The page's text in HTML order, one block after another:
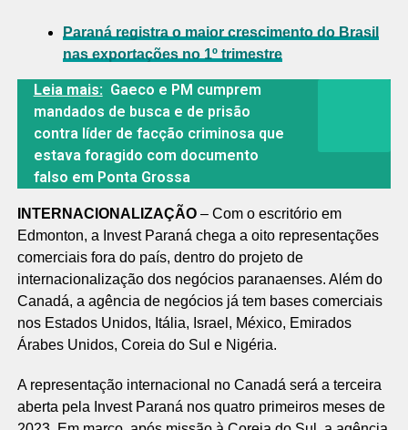
Paraná registra o maior crescimento do Brasil
nas exportações no 1º trimestre
Leia mais: Gaeco e PM cumprem
mandados de busca e de prisão
contra líder de facção criminosa que
estava foragido com documento
falso em Ponta Grossa
INTERNACIONALIZAÇÃO– Com o escritório em
Edmonton, a Invest Paraná chega a oito representações
comerciais fora do país, dentro do projeto de
internacionalização dos negócios paranaenses. Além do
Canadá, a agência de negócios já tem bases comerciais
nos Estados Unidos, Itália, Israel, México, Emirados
Árabes Unidos, Coreia do Sul e Nigéria.
A representação internacional no Canadá será a terceira
aberta pela Invest Paraná nos quatro primeiros meses de